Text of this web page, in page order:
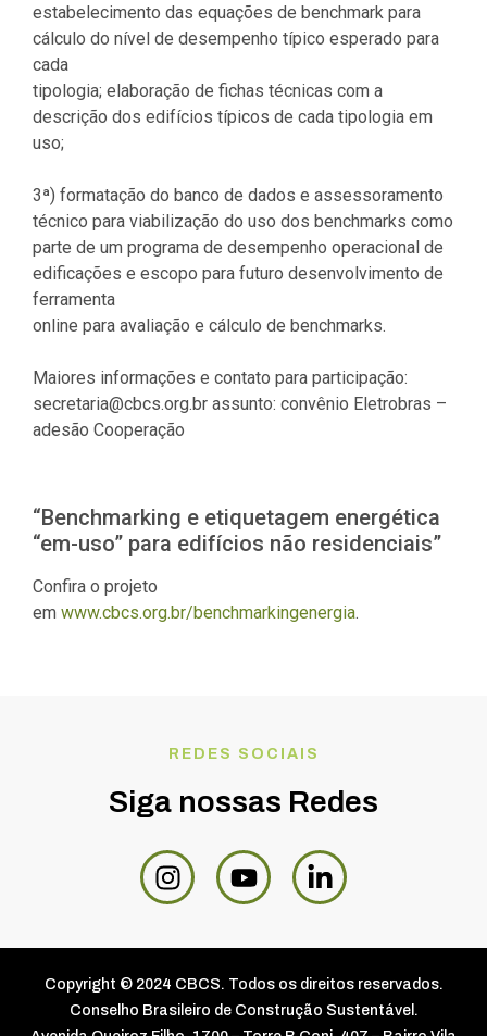
estabelecimento das equações de benchmark para
cálculo do nível de desempenho típico esperado para
cada
tipologia; elaboração de fichas técnicas com a
descrição dos edifícios típicos de cada tipologia em
uso;
3ª) formatação do banco de dados e assessoramento
técnico para viabilização do uso dos benchmarks como
parte de um programa de desempenho operacional de
edificações e escopo para futuro desenvolvimento de
ferramenta
online para avaliação e cálculo de benchmarks.
Maiores informações e contato para participação:
secretaria@cbcs.org.br assunto: convênio Eletrobras –
adesão Cooperação
“Benchmarking e etiquetagem energética
“em-uso” para edifícios não residenciais”
Confira o projeto
em www.cbcs.org.br/benchmarkingenergia.
REDES SOCIAIS
Siga nossas Redes
Copyright © 2024 CBCS. Todos os direitos reservados.
Conselho Brasileiro de Construção Sustentável.